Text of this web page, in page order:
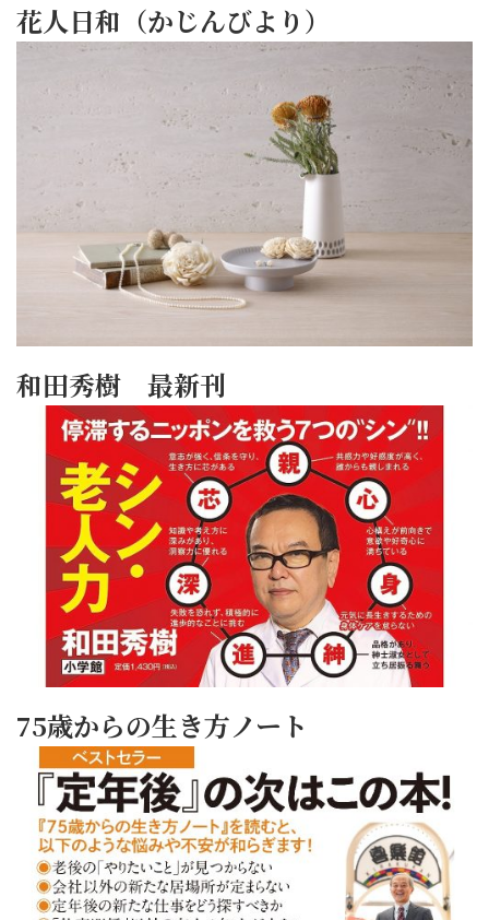
花人日和（かじんびより）
和田秀樹 最新刊
75歳からの生き方ノート